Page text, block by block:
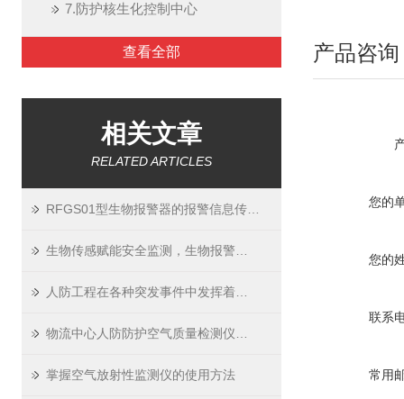
7.防护核生化控制中心
查看全部
相关文章
RELATED ARTICLES
掌握空气放射性监测仪的使用方法
产品咨询
您的
您的
联系
常用